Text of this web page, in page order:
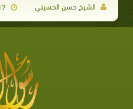
الشيخ حسن الحسيني